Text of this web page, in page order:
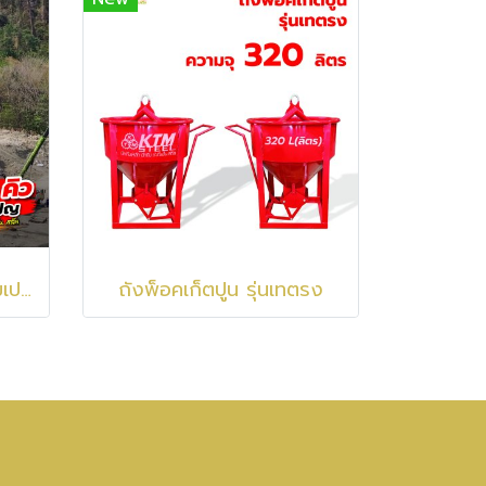
งานผลิตและติดตั้งถังแชมเปญเก็บน้ำ ขนาด 300 ลบ.ม. สูง 30 ม. เก็บน้ำ 300,000 ลิตร ที่ จ.สระแก้ว ถังพ็อคเก็ตปูน รุ่นเทตรง